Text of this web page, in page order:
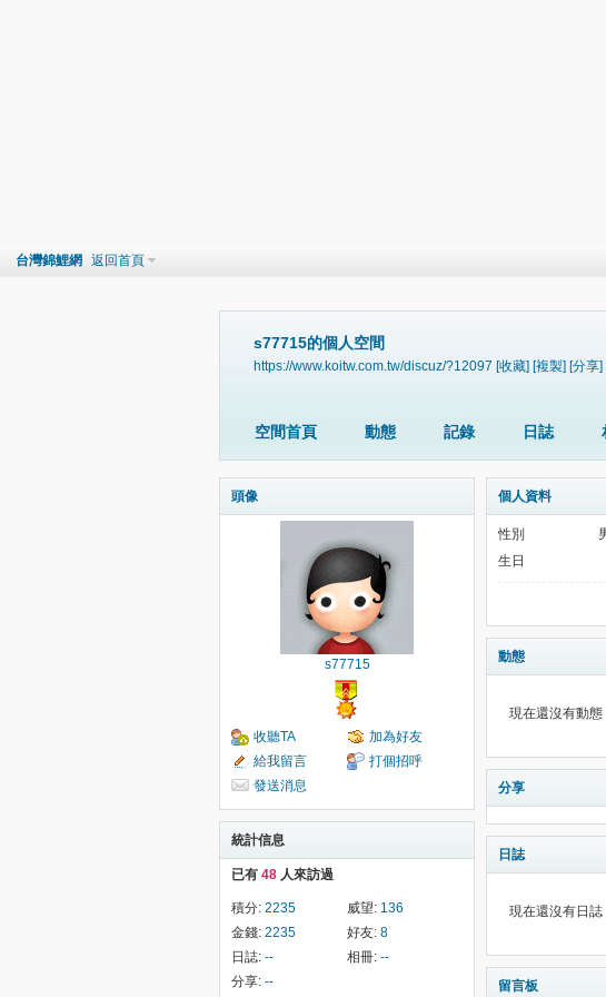
台灣錦鯉網 返回首頁
s77715的個人空間
https://www.koitw.com.tw/discuz/?12097 [收藏] [複製] [分享]
空間首頁 動態 記錄 日誌
頭像
s77715
收聽TA
加為好友
給我留言
打個招呼
發送消息
統計信息
已有 48 人來訪過
積分: 2235 威望: 136
金錢: 2235 好友: 8
日誌: -- 相冊: --
分享: --
個人資料
性別
生日
動態
現在還沒有動態
分享
日誌
現在還沒有日誌
留言板